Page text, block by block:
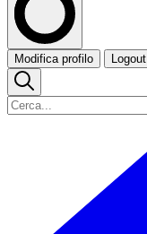
Modifica profilo Logout